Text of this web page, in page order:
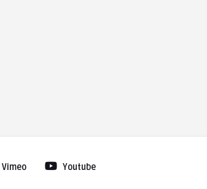
Vimeo Youtube